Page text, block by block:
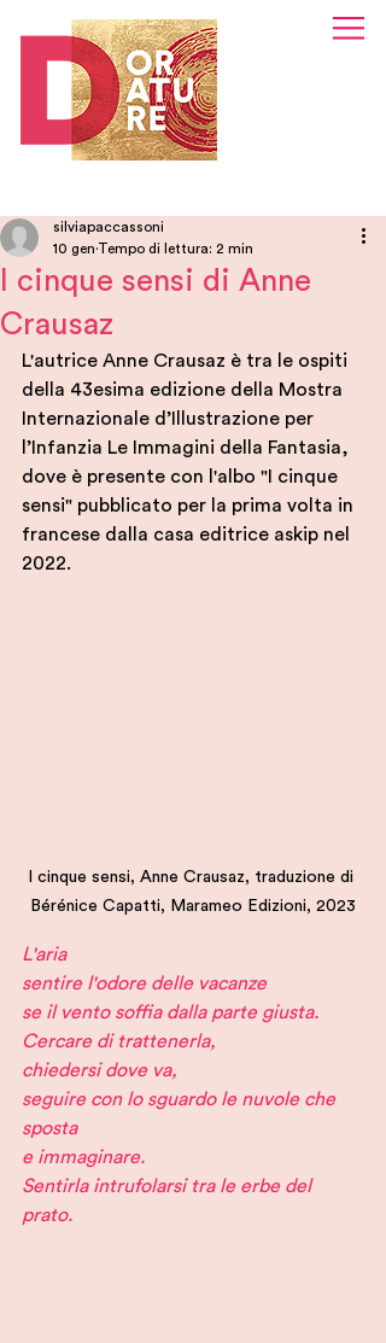
I cinque sensi di Anne
Crausaz
silviapaccassoni
10 gen Tempo di lettura: 2 min
L'autrice Anne Crausaz è tra le ospiti
della 43esima edizione della Mostra
Internazionale d’Illustrazione per
l’Infanzia Le Immagini della Fantasia,
dove è presente con l'albo "I cinque
sensi" pubblicato per la prima volta in
francese dalla casa editrice askip nel
2022.
I cinque sensi, Anne Crausaz, traduzione di
Bérénice Capatti, Marameo Edizioni, 2023
L'aria
sentire l'odore delle vacanze
se il vento soffia dalla parte giusta.
Cercare di trattenerla,
chiedersi dove va,
seguire con lo sguardo le nuvole che
sposta
e immaginare.
Sentirla intrufolarsi tra le erbe del
prato.